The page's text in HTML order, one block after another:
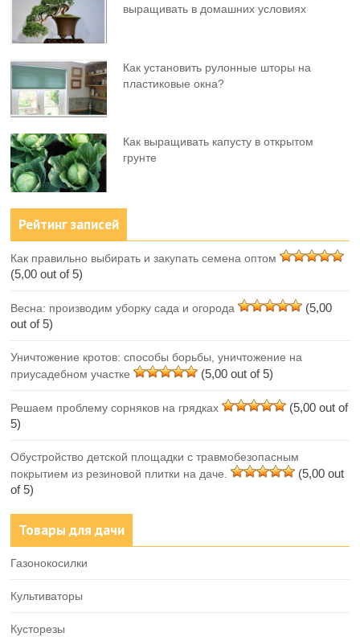
выращивать в домашних условиях
Как установить рулонные шторы на
пластиковые окна?
Как выращивать капусту в открытом
грунте
Рейтинг записей
Как правильно выбирать и закупать семена оптом
(5,00 out of 5)
Весна: производим уборку сада и огорода
(5,00
out of 5)
Уничтожение кротов: способы борьбы, уничтожение на
приусадебном участке
(5,00 out of 5)
Решаем проблему сорняков на грядках
(5,00 out of
5)
Обустройство детской площадки с травмобезопасным
покрытием из резиновой плитки на даче.
(5,00 out
of 5)
Товары для дачи
Газонокосилки
Культиваторы
Кусторезы